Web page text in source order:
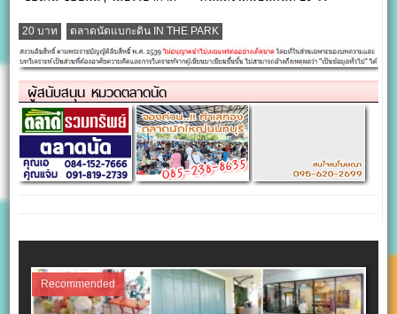
20 บาท ตลาดนัดแบกะดิน IN THE PARK
ผู้สนับสนุน หมวดตลาดนัด
Recommended